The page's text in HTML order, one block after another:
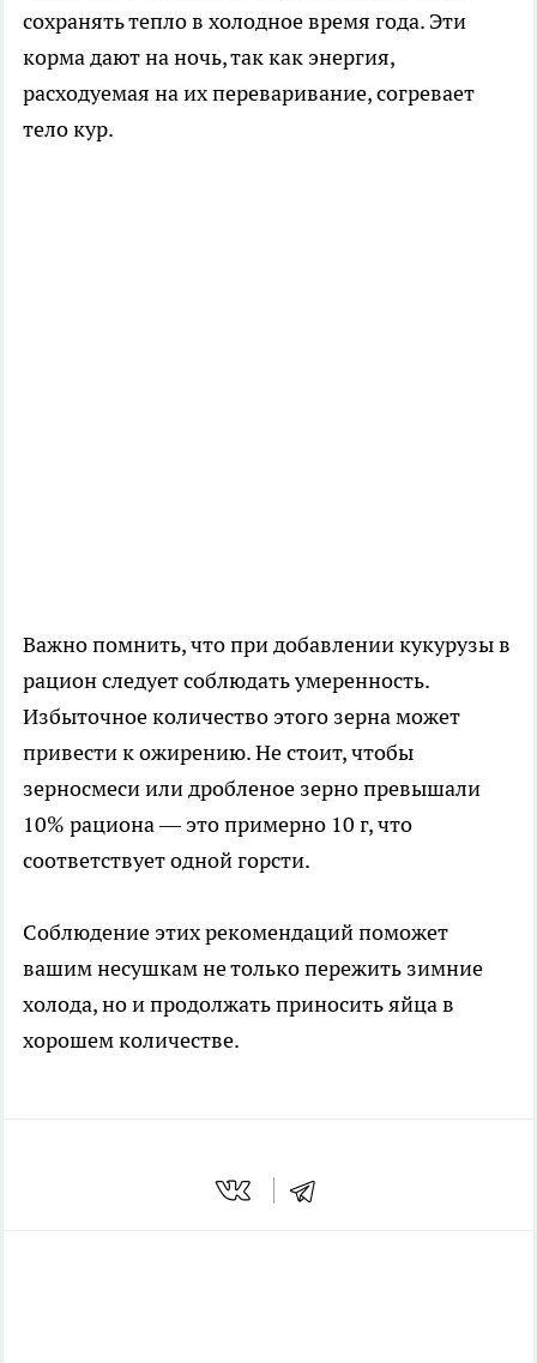
сохранять тепло в холодное время года. Эти
корма дают на ночь, так как энергия,
расходуемая на их переваривание, согревает
тело кур.
Важно помнить, что при добавлении кукурузы в
рацион следует соблюдать умеренность.
Избыточное количество этого зерна может
привести к ожирению. Не стоит, чтобы
зерносмеси или дробленое зерно превышали
10% рациона — это примерно 10 г, что
соответствует одной горсти.
Соблюдение этих рекомендаций поможет
вашим несушкам не только пережить зимние
холода, но и продолжать приносить яйца в
хорошем количестве.